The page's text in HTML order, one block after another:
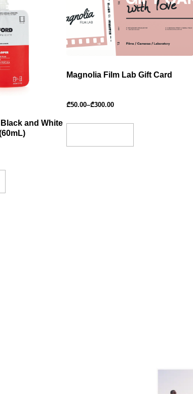
and White
Magnolia Film Lab Gift Card
₾50.00–₾300.00